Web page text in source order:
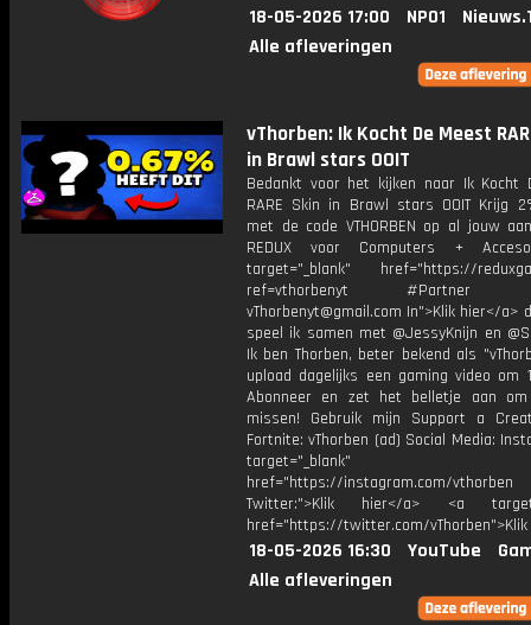
18-05-2026 17:00 NPO1
Alle afleveringen
vThorben: Ik Kocht De Meest
in Brawl stars OOIT
Bedankt voor het kijken naar Ik Kocht
RARE Skin in Brawl stars OOIT Krijg
met de code VTHORBEN op al jouw
REDUX voor Computers +
target="_blank" href="https://
ref=vthorbenyt #Partner
vThorbenyt@gmail.com In">Klik hier</a>
speel ik samen met @JessyKnijn en
Ik ben Thorben, beter bekend als
upload dagelijks een gaming video om
Abonneer en zet het belletje aan
missen! Gebruik mijn Support a
Fortnite: vThorben (ad) Social Media:
target="_blank"
href="https://instagram.com/vthorben
Twitter:">Klik hier</a> <a
href="https://twitter.com/
18-05-2026 16:30 YouTube
Alle afleveringen